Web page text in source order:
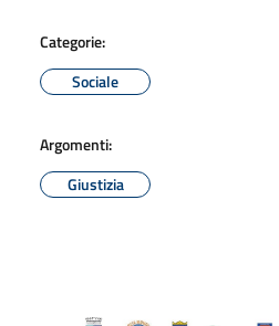
Categorie:
Sociale
Argomenti:
Giustizia